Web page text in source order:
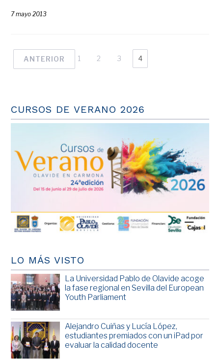
7 mayo 2013
ANTERIOR 1 2 3 4
CURSOS DE VERANO 2026
LO MÁS VISTO
La Universidad Pablo de Olavide acoge
la fase regional en Sevilla del European
Youth Parliament
Alejandro Cuiñas y Lucía López,
estudiantes premiados con un iPad por
evaluar la calidad docente